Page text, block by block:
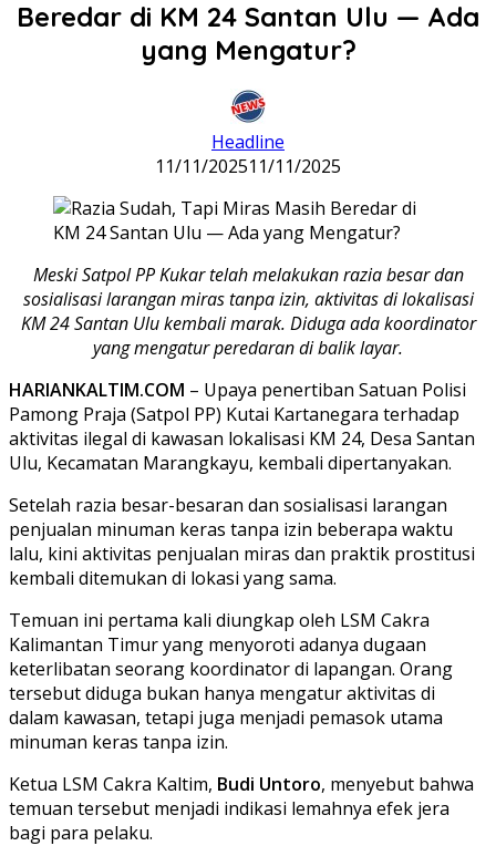
Beredar di KM 24 Santan Ulu — Ada
yang Mengatur?
Headline
11/11/202511/11/2025
Meski Satpol PP Kukar telah melakukan razia besar dan
sosialisasi larangan miras tanpa izin, aktivitas di lokalisasi
KM 24 Santan Ulu kembali marak. Diduga ada koordinator
yang mengatur peredaran di balik layar.
HARIANKALTIM.COM – Upaya penertiban Satuan Polisi
Pamong Praja (Satpol PP) Kutai Kartanegara terhadap
aktivitas ilegal di kawasan lokalisasi KM 24, Desa Santan
Ulu, Kecamatan Marangkayu, kembali dipertanyakan.
Setelah razia besar-besaran dan sosialisasi larangan
penjualan minuman keras tanpa izin beberapa waktu
lalu, kini aktivitas penjualan miras dan praktik prostitusi
kembali ditemukan di lokasi yang sama.
Temuan ini pertama kali diungkap oleh LSM Cakra
Kalimantan Timur yang menyoroti adanya dugaan
keterlibatan seorang koordinator di lapangan. Orang
tersebut diduga bukan hanya mengatur aktivitas di
dalam kawasan, tetapi juga menjadi pemasok utama
minuman keras tanpa izin.
Ketua LSM Cakra Kaltim, Budi Untoro, menyebut bahwa
temuan tersebut menjadi indikasi lemahnya efek jera
bagi para pelaku.